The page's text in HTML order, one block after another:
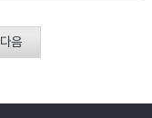
다음